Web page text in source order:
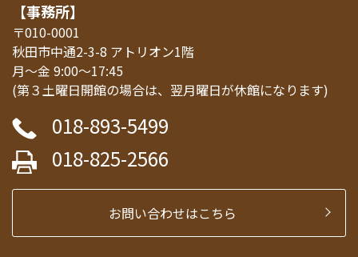
【事務所】
〒010-0001
秋田市中通2-3-8 アトリオン1階
月～金 9:00～17:45
(第３土曜日開館の場合は、翌月曜日が休館になります)
018-893-5499
018-825-2566
お問い合わせはこちら